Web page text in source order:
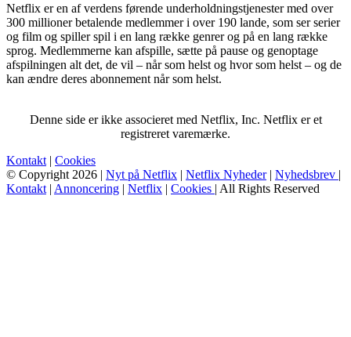
Netflix er en af verdens førende underholdningstjenester med over
300 millioner betalende medlemmer i over 190 lande, som ser serier
og film og spiller spil i en lang række genrer og på en lang række
sprog. Medlemmerne kan afspille, sætte på pause og genoptage
afspilningen alt det, de vil – når som helst og hvor som helst – og de
kan ændre deres abonnement når som helst.
Denne side er ikke associeret med Netflix, Inc. Netflix er et
registreret varemærke.
Kontakt | Cookies
© Copyright 2026 | Nyt på Netflix | Netflix Nyheder| Nyhedsbrev |
Kontakt | Annoncering | Netflix | Cookies | All Rights Reserved